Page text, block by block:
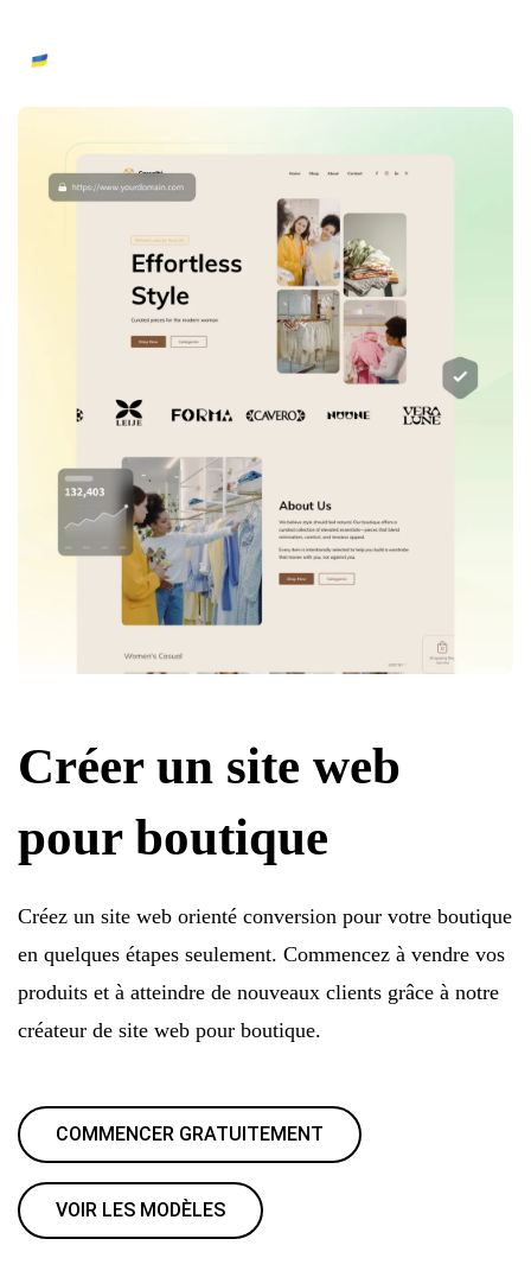
Créer un site web
pour boutique
Créez un site web orienté conversion pour votre boutique
en quelques étapes seulement. Commencez à vendre vos
produits et à atteindre de nouveaux clients grâce à notre
créateur de site web pour boutique.
COMMENCER GRATUITEMENT
VOIR LES MODÈLES